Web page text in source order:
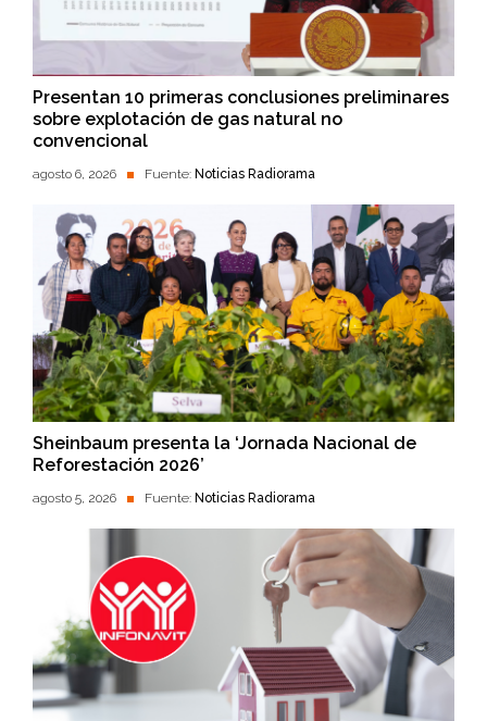
Presentan 10 primeras conclusiones preliminares
sobre explotación de gas natural no
convencional
agosto 6, 2026 Fuente: Noticias Radiorama
Sheinbaum presenta la ‘Jornada Nacional de
Reforestación 2026’
agosto 5, 2026 Fuente: Noticias Radiorama